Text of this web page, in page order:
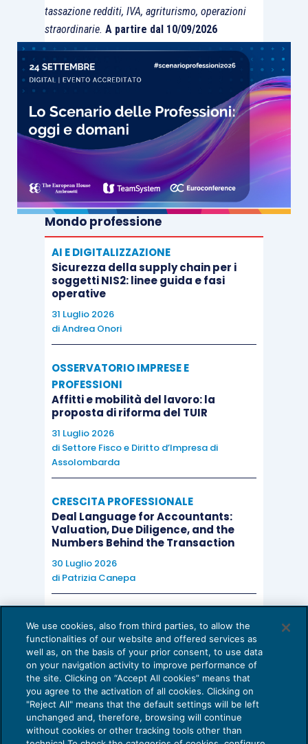
tassazione redditi, IVA, agriturismo, operazioni
straordinarie. A partire dal 10/09/2026
Mondo professione
AI E DIGITALIZZAZIONE
Sicurezza della supply chain per i
soggetti NIS2: linee guida e fasi
operative
31 Luglio 2026
diAndrea Onori
OSSERVATORIO IMPRESE E
PROFESSIONI
Affitti e mobilità del lavoro: la
proposta di riforma del TUIR
31 Luglio 2026
di Settore Fisco e Diritto d’Impresa di
Assolombarda
CRESCITA PROFESSIONALE
Deal Language for Accountants:
Valuation, Due Diligence, and the
Numbers Behind the Transaction
30 Luglio 2026
di Patrizia Canepa
EU AI Act e studi professionali: le
scadenze concrete
27 Luglio 2026
di Diego BarberieStefano Dovier
We use cookies, also from third parties, to allow the
functionalities of our website and offered services as
well as, on the basis of your prior consent, to use data
on your navigation activity to improve performance of
the site. Clicking on “Accept All cookies” means that
you agree to the activation of all cookies. Clicking on
"Reject All" means that the default settings will be left
unchanged and, therefore, browsing will continue
without cookies or other tracking tools other than